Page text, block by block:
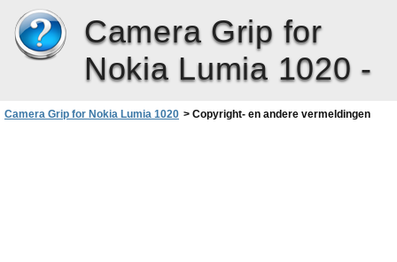
Camera Grip for
Nokia Lumia 1020 -
Camera Grip for Nokia Lumia 1020 > Copyright- en andere vermeldingen